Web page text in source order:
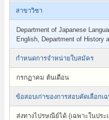
สาขาวิชา
Department of Japanese
English, Department of History
กำหนดการจำหน่ายใบสมัคร
กรกฏาคม ต้นเดือน
ข้อสอบเก่าของการสอบคัดเลือกเ
ส่งทางไปรษณีย์ได้ (เฉพาะในปร